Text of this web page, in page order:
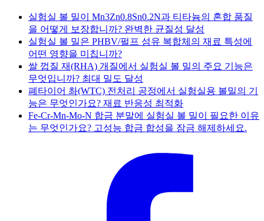
실험실 볼 밀이 Mn3Zn0.8Sn0.2N과 티타늄의 혼합 품질
을 어떻게 보장합니까? 완벽한 균질성 달성
실험실 볼 밀은 PHBV/펄프 섬유 복합체의 재료 특성에
어떤 영향을 미칩니까?
쌀 껍질 재(RHA) 개질에서 실험실 볼 밀의 주요 기능은
무엇입니까? 최대 밀도 달성
폐타이어 촤(WTC) 전처리 공정에서 실험실용 볼밀의 기
능은 무엇인가요? 재료 반응성 최적화
Fe-Cr-Mn-Mo-N 합금 분말에 실험실 볼 밀이 필요한 이유
는 무엇인가요? 고성능 합금 합성을 잠금 해제하세요.